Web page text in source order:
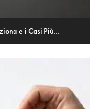
e i Casi Più...